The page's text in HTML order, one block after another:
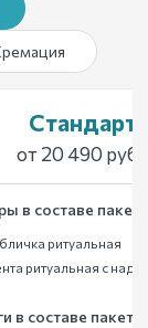
Стандарт
от 20 490 руб.
в составе
ритуальная
ритуальная с
в составе пакета: